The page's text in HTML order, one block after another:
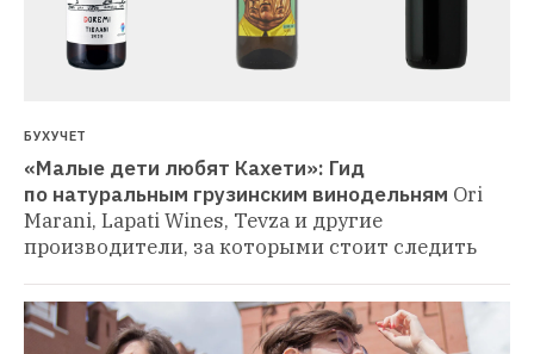
БУХУЧЕТ
«Малые дети любят Кахети»: Гид
по натуральным грузинским винодельням Ori
Marani, Lapati Wines, Tevza и другие
производители, за которыми стоит следить